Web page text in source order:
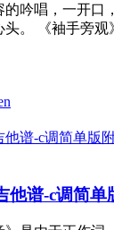
的吟唱，一开口
头。 《袖手旁
他谱-c调简单